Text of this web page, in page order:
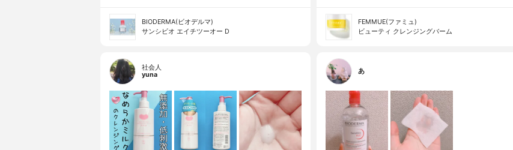
BIODERMA(ビオデルマ)
サンシビオ エイチツーオー D
FEMMUE(ファミュ)
ビューティ クレンジングバーム
社会人
yuna
あ